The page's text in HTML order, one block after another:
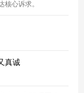
核心诉求。
真诚